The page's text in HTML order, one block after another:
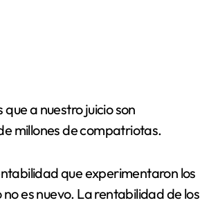
a nuestro juicio son
millones de compatriotas.
que experimentaron los
es nuevo. La rentabilidad de los